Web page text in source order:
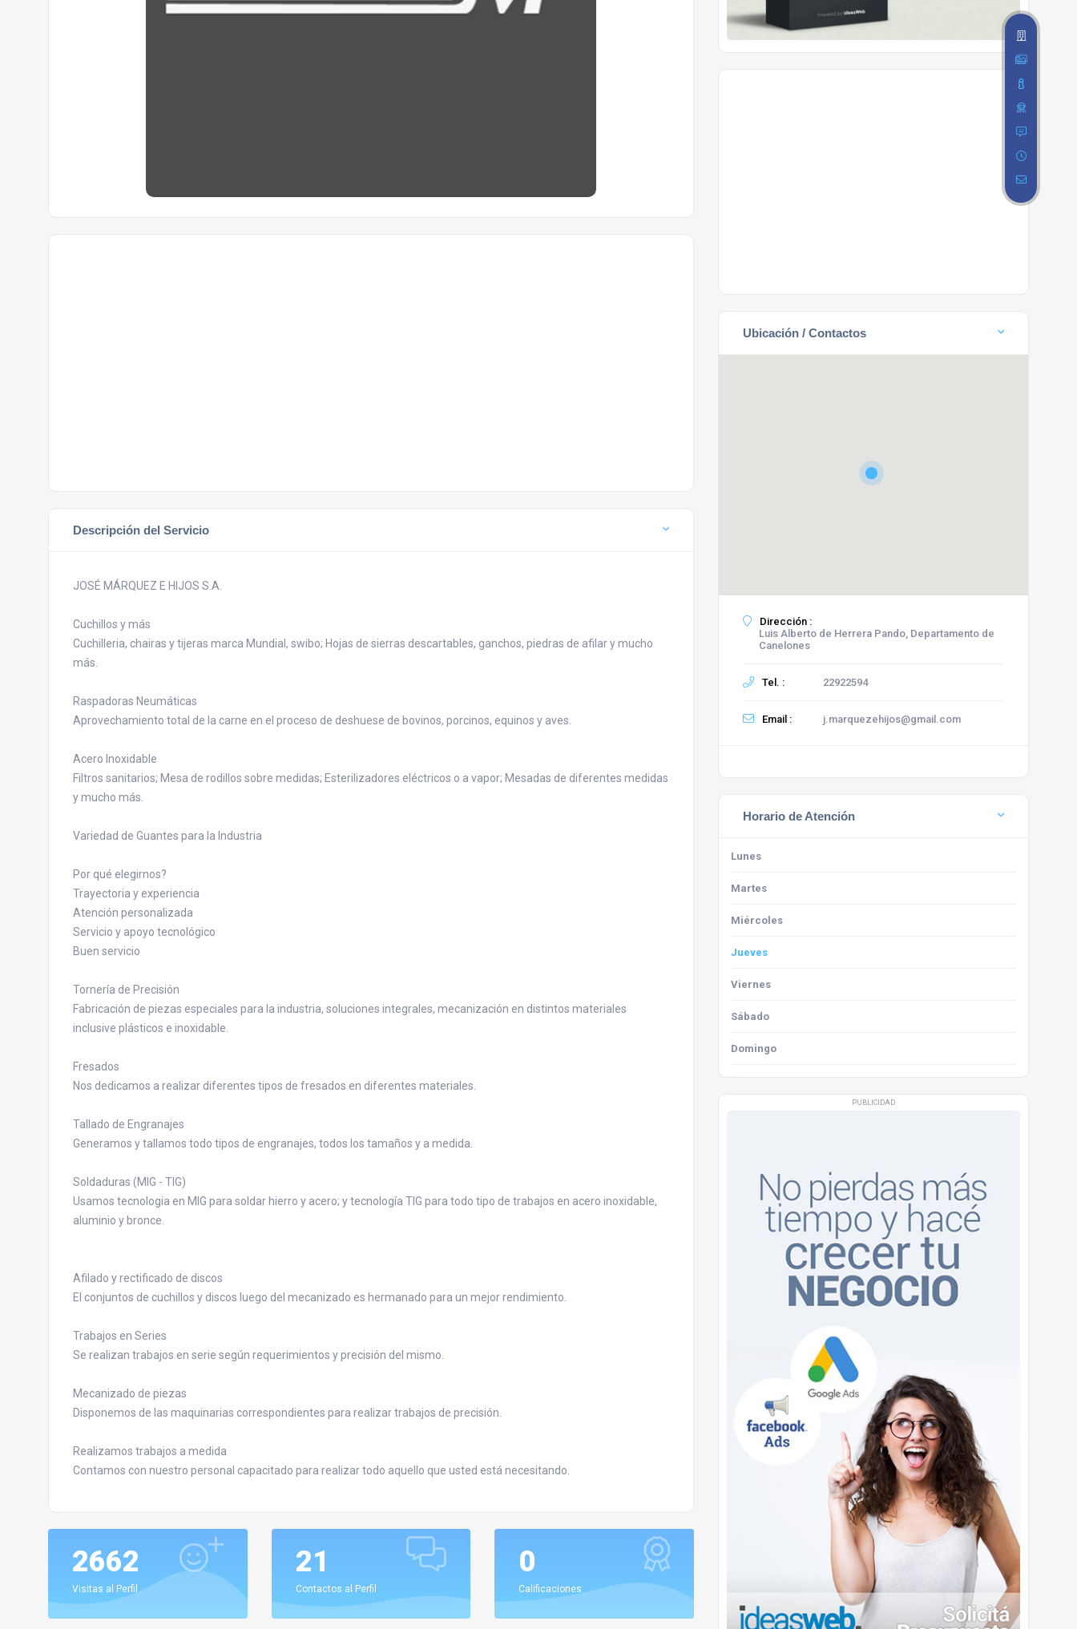
Descripción del Servicio
JOSÉ MÁRQUEZ E HIJOS S.A.
Cuchillos y más
Cuchilleria, chairas y tijeras marca Mundial, swibo; Hojas de sierras descartables, ganchos, piedras de afilar y mucho
más.
Raspadoras Neumáticas
Aprovechamiento total de la carne en el proceso de deshuese de bovinos, porcinos, equinos y aves.
Acero Inoxidable
Filtros sanitarios; Mesa de rodillos sobre medidas; Esterilizadores eléctricos o a vapor; Mesadas de diferentes medidas
y mucho más.
Variedad de Guantes para la Industria
Por qué elegirnos?
Trayectoria y experiencia
Atención personalizada
Servicio y apoyo tecnológico
Buen servicio
Tornería de Precisión
Fabricación de piezas especiales para la industria, soluciones integrales, mecanización en distintos materiales
inclusive plásticos e inoxidable.
Fresados
Nos dedicamos a realizar diferentes tipos de fresados en diferentes materiales.
Tallado de Engranajes
Generamos y tallamos todo tipos de engranajes, todos los tamaños y a medida.
Soldaduras (MIG - TIG)
Usamos tecnologia en MIG para soldar hierro y acero; y tecnología TIG para todo tipo de trabajos en acero inoxidable,
aluminio y bronce.
Afilado y rectificado de discos
El conjuntos de cuchillos y discos luego del mecanizado es hermanado para un mejor rendimiento.
Trabajos en Series
Se realizan trabajos en serie según requerimientos y precisión del mismo.
Mecanizado de piezas
Disponemos de las maquinarias correspondientes para realizar trabajos de precisión.
Realizamos trabajos a medida
Contamos con nuestro personal capacitado para realizar todo aquello que usted está necesitando.
2662
Visitas al Perfil
21
Contactos al Perfil
0
Calificaciones
Ubicación / Contactos
Dirección :
Luis Alberto de Herrera Pando, Departamento de
Canelones
Tel. : 22922594
Email : j.marquezehijos@gmail.com
Horario de Atención
Lunes
Martes
Miércoles
Jueves
Viernes
Sábado
Domingo
PUBLICIDAD